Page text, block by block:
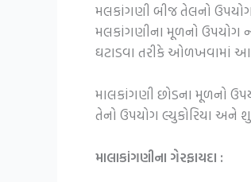
મલકાંગણી બીજ તેલનો
મલકાંગણીના મૂળનો ઉપયોગ
ઘટાડવા તરીકે ઓળખવામાં
માલકાંગણી છોડના મૂળનો
તેનો ઉપયોગ લ્યુકોરિયા અને
માલાકાંગણીના ગેરફાયદા :